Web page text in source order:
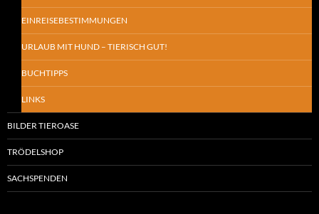
EINREISEBESTIMMUNGEN
URLAUB MIT HUND – TIERISCH GUT!
BUCHTIPPS
LINKS
BILDER TIEROASE
TRÖDELSHOP
SACHSPENDEN